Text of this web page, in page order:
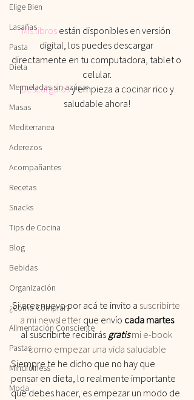
Elige Bien
Lasañas
Pasta
Dieta
Mermeladas sin azúcar
Masas
Mediterranea
Aderezos
Acompañantes
Recetas
Snacks
Tips de Cocina
Blog
Bebidas
Organización
¿Cómo Comprar?
Alimentación Consciente
Pastas
Mindfulness
Moda
Mis libros están disponibles en versión
digital, los puedes descargar
directamente en tu computadora, tablet o
celular.
¡Descárgalos y empieza a cocinar rico y
saludable ahora!
Si eres nuevo por acá te invito a suscribirte
a mi newsletter que envío cada martes
al suscribirte recibirás gratis mi e-book
como empezar una vida saludable
Siempre te he dicho que no hay que
pensar en dieta, lo realmente importante
que debes hacer, es empezar un modo de